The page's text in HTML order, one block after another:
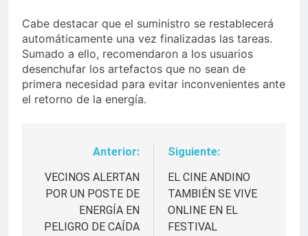
Cabe destacar que el suministro se restablecerá
automáticamente una vez finalizadas las tareas.
Sumado a ello, recomendaron a los usuarios
desenchufar los artefactos que no sean de
primera necesidad para evitar inconvenientes ante
el retorno de la energía.
Navegación
de
entradas
Anterior:
VECINOS ALERTAN
POR UN POSTE DE
ENERGÍA EN
PELIGRO DE CAÍDA
Siguiente:
EL CINE ANDINO
TAMBIÉN SE VIVE
ONLINE EN EL
FESTIVAL